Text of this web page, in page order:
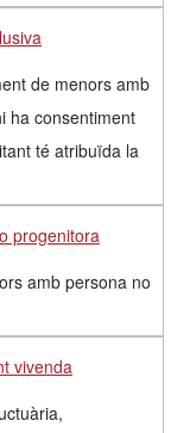
de menors amb
ha consentiment
té atribuïda la
progenitora
amb persona no
vivenda